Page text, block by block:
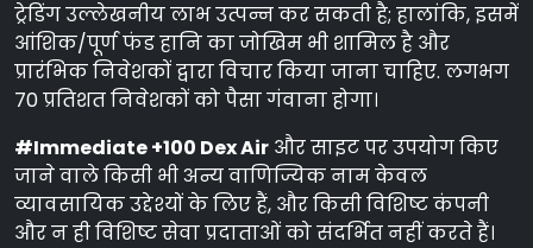
ट्रेडिंग उल्लेखनीय लाभ उत्पन्न कर सकती है; हालांकि, इसमें
आंशिक/पूर्ण फंड हानि का जोखिम भी शामिल है और
प्रारंभिक निवेशकों द्वारा विचार किया जाना चाहिए. लगभग
70 प्रतिशत निवेशकों को पैसा गंवाना होगा।
#Immediate +100 Dex Air और साइट पर उपयोग किए
जाने वाले किसी भी अन्य वाणिज्यिक नाम केवल
व्यावसायिक उद्देश्यों के लिए हैं, और किसी विशिष्ट कंपनी
और न ही विशिष्ट सेवा प्रदाताओं को संदर्भित नहीं करते हैं।